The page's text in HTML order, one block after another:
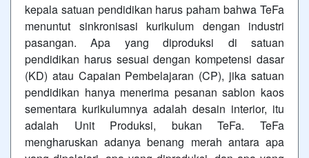
kepala satuan pendidikan harus paham bahwa TeFa
menuntut sinkronisasi kurikulum dengan industri
pasangan. Apa yang diproduksi di satuan
pendidikan harus sesuai dengan kompetensi dasar
(KD) atau Capaian Pembelajaran (CP), jika satuan
pendidikan hanya menerima pesanan sablon kaos
sementara kurikulumnya adalah desain interior, itu
adalah Unit Produksi, bukan TeFa. TeFa
mengharuskan adanya benang merah antara apa